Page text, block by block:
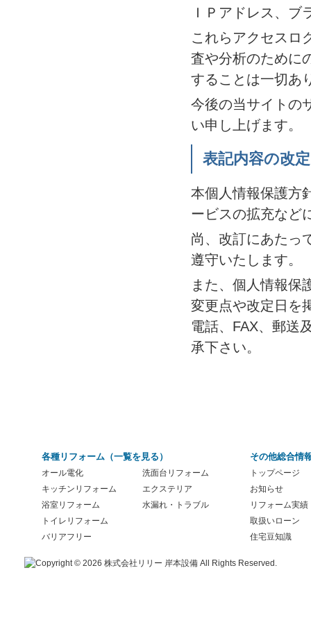
ＩＰアドレス、
これらアクセスロ
査や分析のために
することは一切あ
今後の当サイトの
い申し上げます。
表記内容の改
本個人情報保護方
ービスの拡充など
尚、改訂にあたっ
遵守いたします。
また、個人情報保
変更点や改定日を
電話、FAX、郵送
承下さい。
各種リフォーム（一覧を見る ）
オール電化
キッチンリフォーム
浴室リフォーム
トイレリフォーム
バリアフリー
洗面台リフォーム
エクステリア
水漏れ・トラブル
その他総合情
トップページ
お知らせ
リフォーム実績
取扱いローン
住宅豆知識